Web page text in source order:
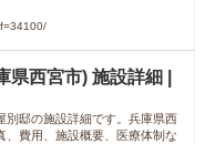
西宮市) 施設詳細 |
別邸の施設詳細です。兵庫県西
、費用、施設概要、医療体制な